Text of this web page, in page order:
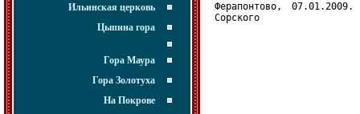
Ильинская церковь
Цыпина гора
Гора Маура
Гора Золотуха
На Покрове
Ферапонтово,
Сорского